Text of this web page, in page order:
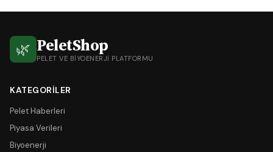
🌿 PeletShop
PELET VE BIYOENERJI PLATFORMU
KATEGORILER
Pelet Haberleri
Piyasa Verileri
Biyoenerji